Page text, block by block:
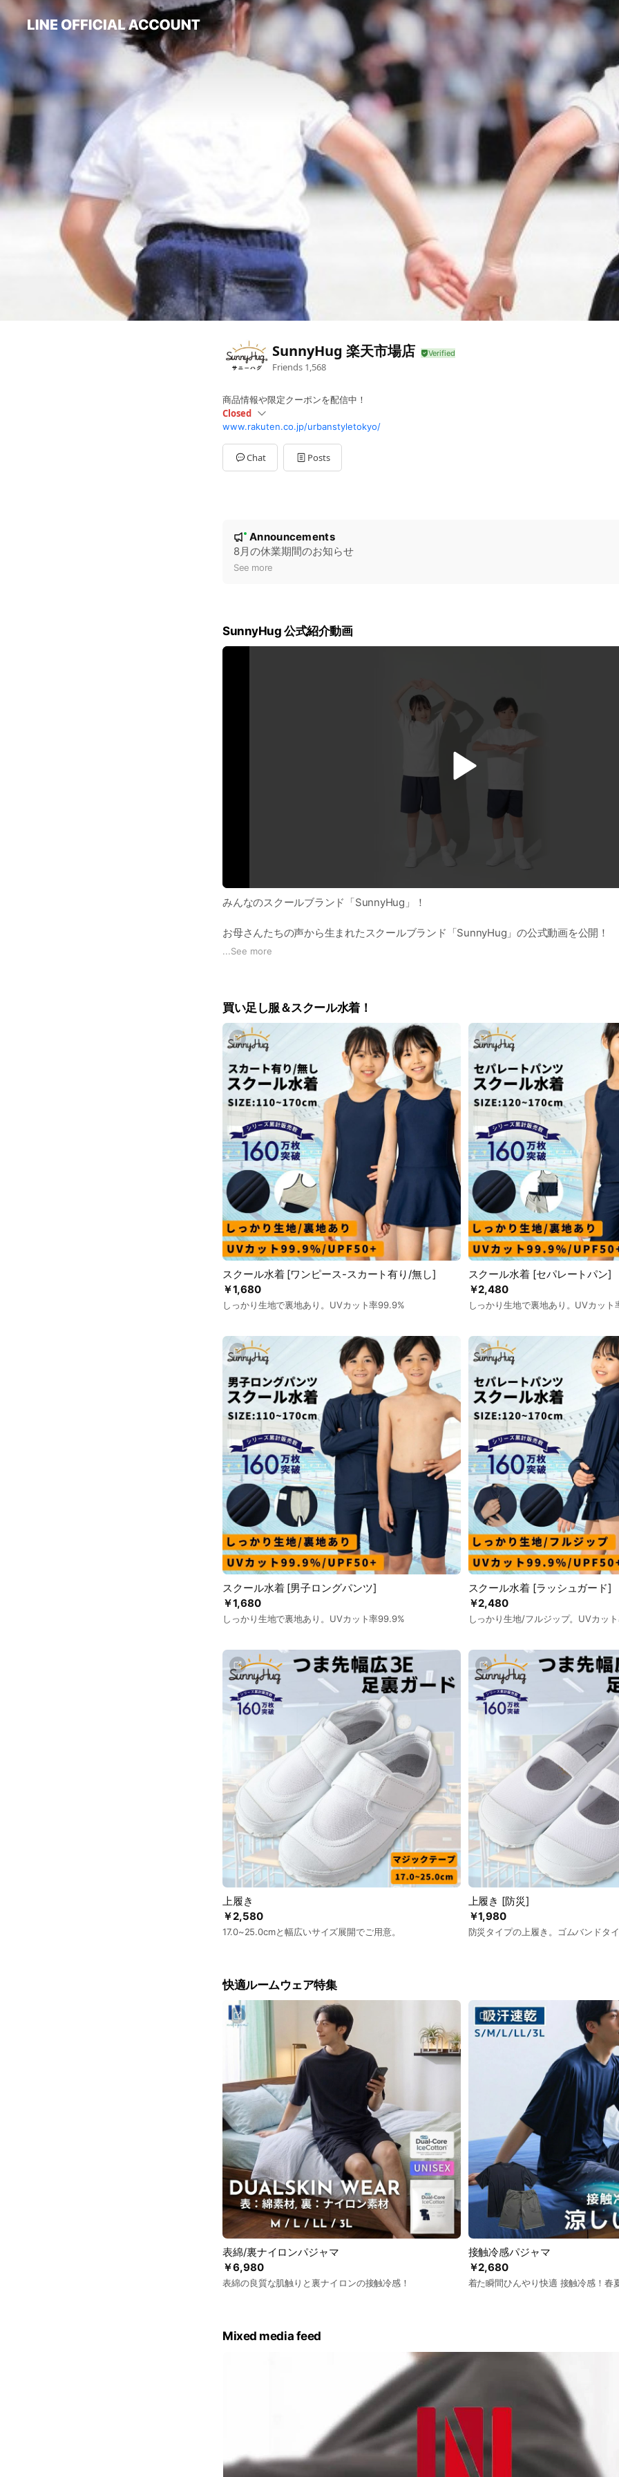
SunnyHug 楽天市場店
Friends 1,568
商品情報や限定クーポンを配信中！
Closed
SunClosed
Mon10:00 - 17:00
Tue10:00 - 17:00
Wed10:00 - 17:00
www.rakuten.co.jp/urbanstyletokyo/
Chat Posts
e
New
Announcements
8月の休業期間のお知らせ
See more
SunnyHug 公式紹介動画
みんなのスクールブランド「SunnyHug」！
お母さんたちの声から生まれたスクールブランド「SunnyHug」の公式動画を公開！
動画に出演してくださったのはSunnyHugのイメージキャラクターでもある人気キッ
今後も「体操服＆上履きのSunnyHug」をよろしくお願いします！
...See more
買い足し服＆スクール水着！
￥1,680
スクール水着 [ワンピース-スカート有り/無し]
しっかり生地で裏地あり。UVカット率99.9%
￥2,480
スクール水着 [セパレートパン]
しっかり生地で裏地あり。UVカット
￥1,680
スクール水着 [男子ロングパンツ]
しっかり生地で裏地あり。UVカット率99.9%
￥2,480
スクール水着 [ラッシュガード]
しっかり生地/フルジップ。UVカッ
￥2,580
上履き
17.0~25.0cmと幅広いサイズ展開でご用意。
￥1,980
上履き [防災]
防災タイプの上履き。ゴムバンドタ
快適ルームウェア特集
￥6,980
表綿/裏ナイロンパジャマ
表綿の良質な肌触りと裏ナイロンの接触冷感！
￥2,680
接触冷感パジャマ
着た瞬間ひんやり快適 接触冷感！春
Mixed media feed